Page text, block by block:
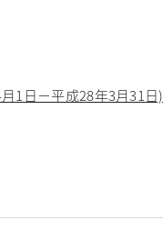
1日－平成28年3月31日)